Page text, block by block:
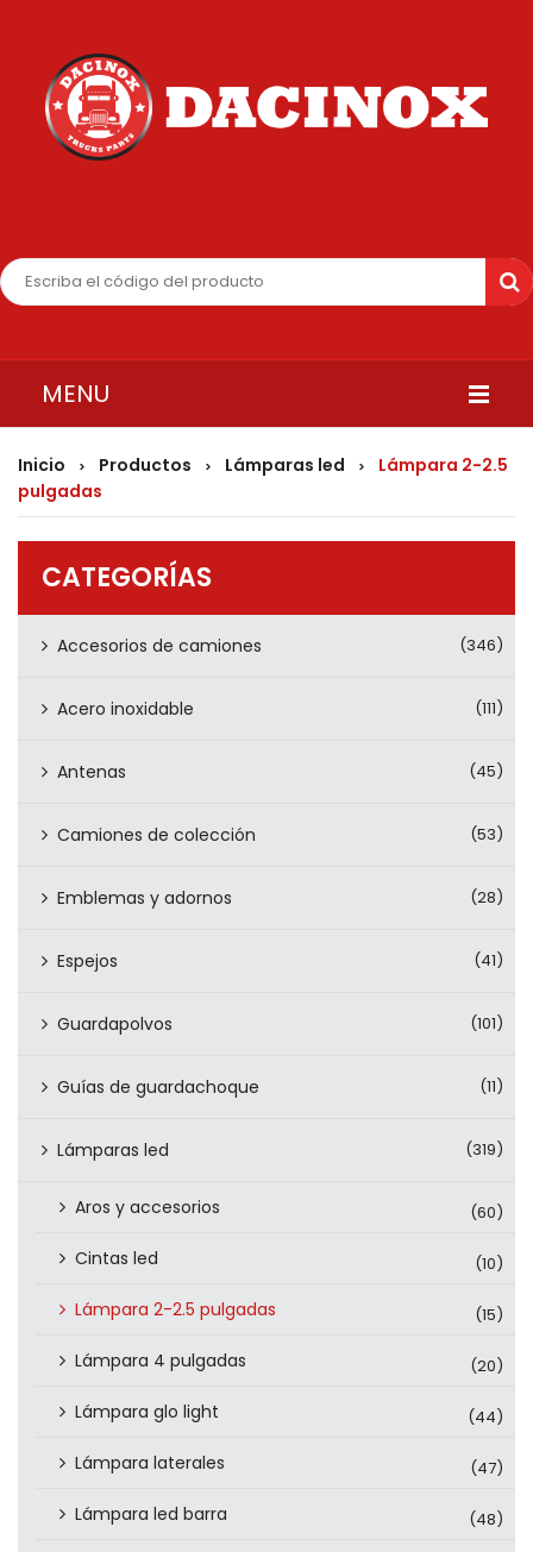
MENU
INICIO
QUIENES SOMOS
Inicio > Productos > Lámparas led >
Lámpara 2-2.5
pulgadas
CATEGORÍAS
Accesorios de camiones (346)
Acero inoxidable (111)
Antenas (45)
Camiones de colección (53)
Emblemas y adornos (28)
Espejos (41)
Guardapolvos (101)
Guías de guardachoque (11)
Lámparas led (319)
Aros y accesorios (60)
Cintas led (10)
Lámpara 2-2.5 pulgadas (15)
Lámpara 4 pulgadas (20)
Lámpara glo light (44)
Lámpara laterales (47)
Lámpara led barra (48)